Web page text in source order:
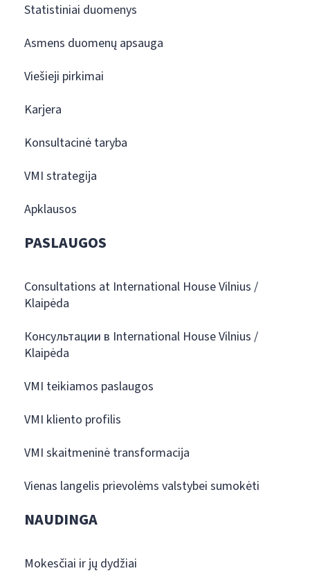
Statistiniai duomenys
Asmens duomenų apsauga
Viešieji pirkimai
Karjera
Konsultacinė taryba
VMI strategija
Apklausos
PASLAUGOS
Consultations at International House Vilnius /
Klaipėda
Консультации в International House Vilnius /
Klaipėda
VMI teikiamos paslaugos
VMI kliento profilis
VMI skaitmeninė transformacija
Vienas langelis prievolėms valstybei sumokėti
NAUDINGA
Mokesčiai ir jų dydžiai